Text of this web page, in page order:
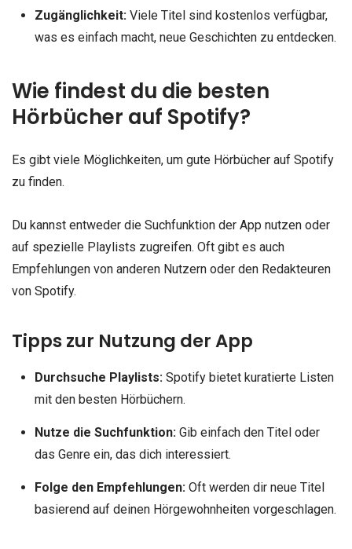
Zugänglichkeit:Viele Titel sind kostenlos verfügbar,
was es einfach macht, neue Geschichten zu entdecken.
Wie findest du die besten
Hörbücher auf Spotify?
Es gibt viele Möglichkeiten, um gute Hörbücher auf Spotify
zu finden.
Du kannst entweder die Suchfunktion der App nutzen oder
auf spezielle Playlists zugreifen. Oft gibt es auch
Empfehlungen von anderen Nutzern oder den Redakteuren
von Spotify.
Tipps zur Nutzung der App
Durchsuche Playlists:Spotify bietet kuratierte Listen
mit den besten Hörbüchern.
Nutze die Suchfunktion:Gib einfach den Titel oder
das Genre ein, das dich interessiert.
Folge den Empfehlungen:Oft werden dir neue Titel
basierend auf deinen Hörgewohnheiten vorgeschlagen.